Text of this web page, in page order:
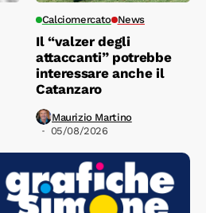
Calciomercato News
Il “valzer degli
attaccanti” potrebbe
interessare anche il
Catanzaro
Maurizio Martino
05/08/2026